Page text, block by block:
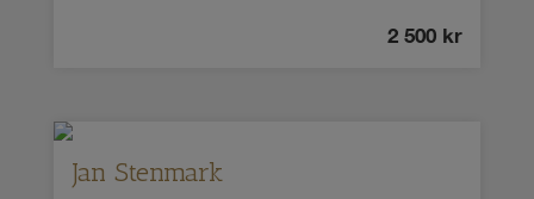
2 500 kr
Jan Stenmark